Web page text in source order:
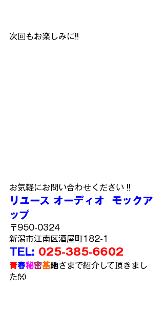
次回もお楽しみに!!
お気軽にお問い合わせください !!
リユース オーディオ  モックア
ップ
〒950-0324
新潟市江南区酒屋町182-1
TEL: 025-385-6602
青春秘密基地さまで紹介して頂きまし
た👐